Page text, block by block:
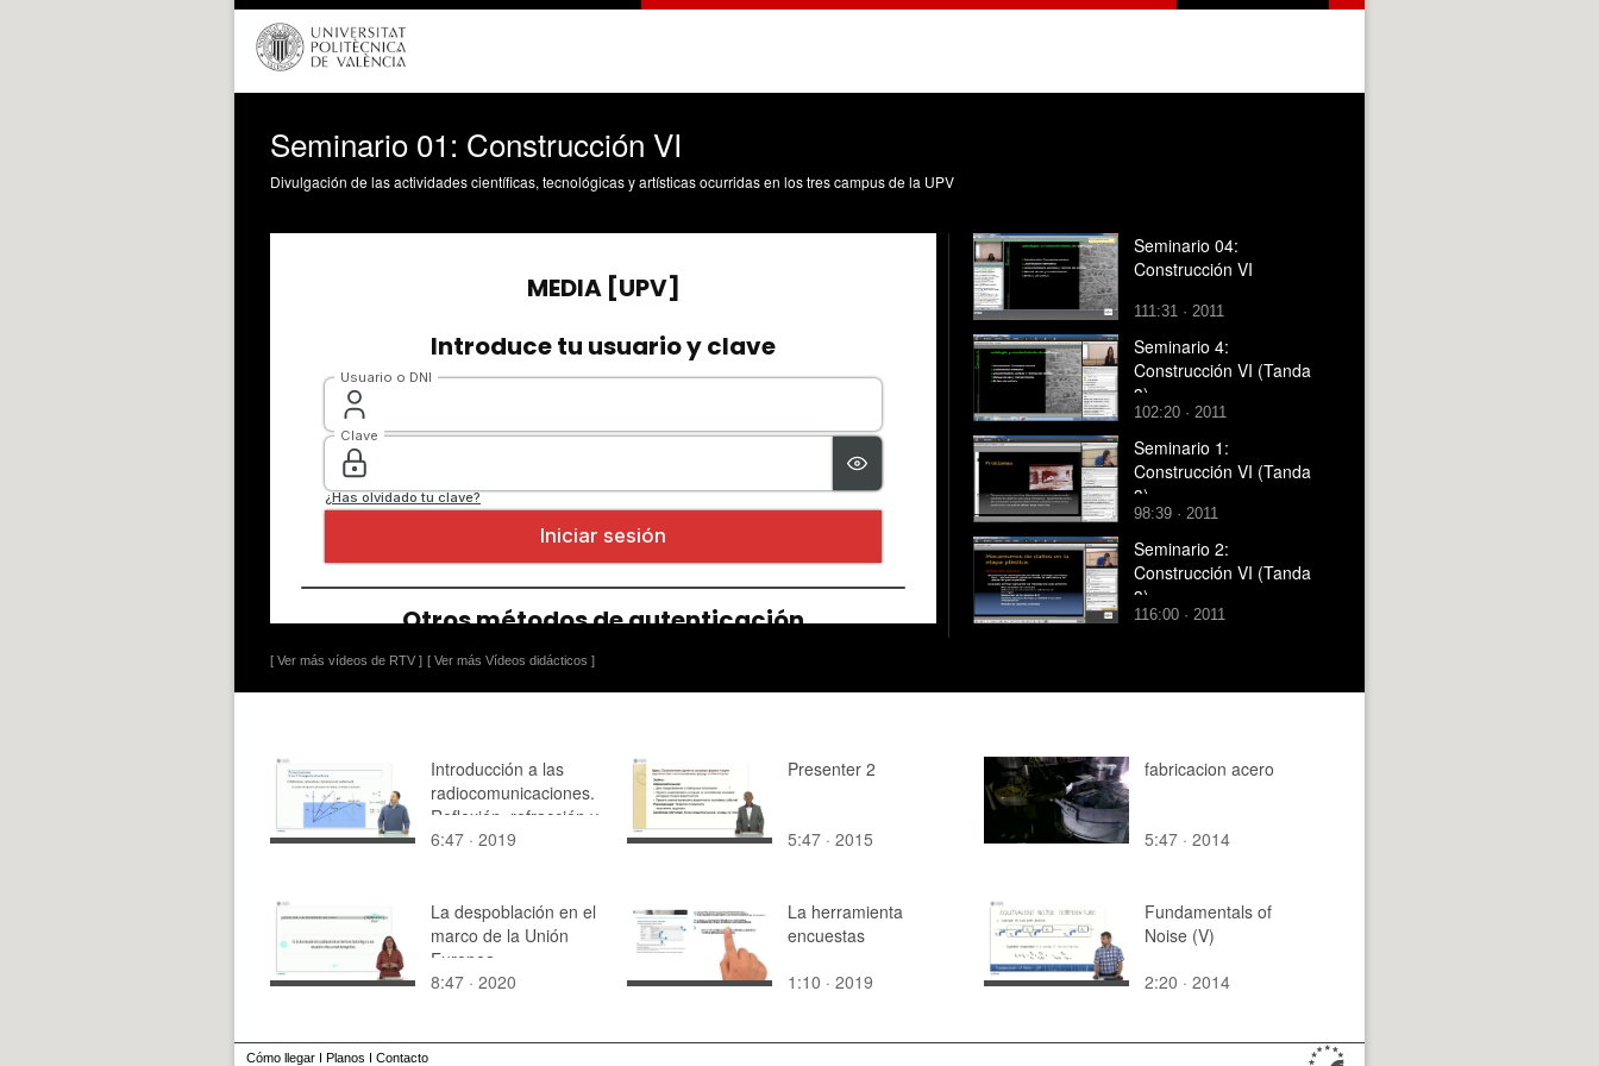
Seminario 01: Construcción VI
Divulgación de las actividades científicas, tecnológicas y artísticas ocurridas en los tres campus de la UPV
[ Ver más vídeos de RTV ] [ Ver más Vídeos didácticos ]
Seminario 04:
Construcción VI
111:31 · 2011
Seminario 4:
Construcción VI (Tanda
3)
102:20 · 2011
Seminario 1:
Construcción VI (Tanda
3)
98:39 · 2011
Seminario 2:
Construcción VI (Tanda
3)
116:00 · 2011
Introducción a las
radiocomunicaciones.
Reflexión, refracción y
fenómenos de
6:47 · 2019
Presenter 2
5:47 · 2015
fabricacion acero
5:47 · 2014
La despoblación en el
marco de la Unión
Europea.
8:47 · 2020
La herramienta
encuestas
1:10 · 2019
Fundamentals of
Noise (V)
2:20 · 2014
Cómo llegar I Planos I Contacto